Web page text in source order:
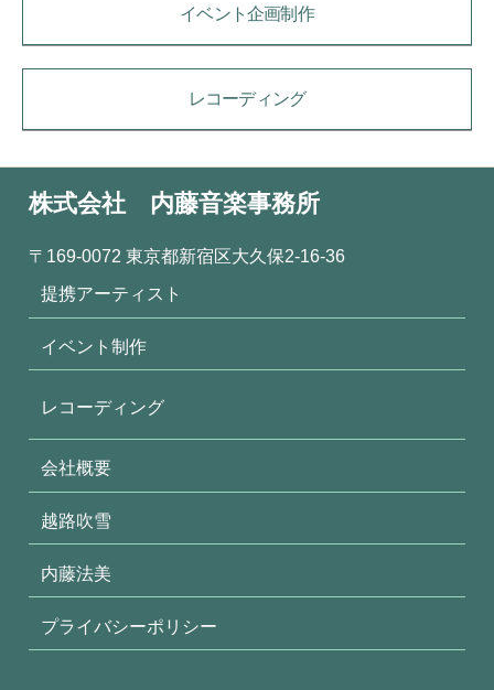
イベント企画制作
レコーディング
株式会社 内藤音楽事務所
〒169-0072 東京都新宿区大久保2-16-36
提携アーティスト
イベント制作
レコーディング
会社概要
越路吹雪
内藤法美
プライバシーポリシー